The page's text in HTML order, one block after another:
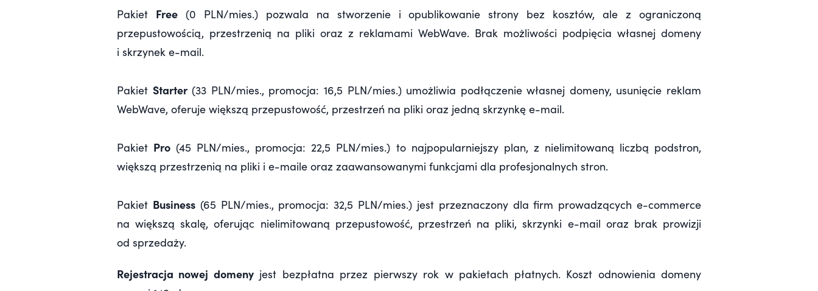
Pakiet Free(0 PLN/mies.) pozwala na stworzenie i opublikowanie strony bez kosztów, ale z ograniczoną
przepustowością, przestrzenią na pliki oraz z reklamami WebWave. Brak możliwości podpięcia własnej domeny
i skrzynek e-mail.
Pakiet Starter(33 PLN/mies., promocja: 16,5 PLN/mies.) umożliwia podłączenie własnej domeny, usunięcie reklam
WebWave, oferuje większą przepustowość, przestrzeń na pliki oraz jedną skrzynkę e-mail.
Pakiet Pro (45 PLN/mies., promocja: 22,5 PLN/mies.) to najpopularniejszy plan, z nielimitowaną liczbą podstron,
większą przestrzenią na pliki i e-maile oraz zaawansowanymi funkcjami dla profesjonalnych stron.
Pakiet Business(65 PLN/mies., promocja: 32,5 PLN/mies.) jest przeznaczony dla firm prowadzących e-commerce
na większą skalę, oferując nielimitowaną przepustowość, przestrzeń na pliki, skrzynki e-mail oraz brak prowizji
od sprzedaży.
Rejestracja nowej domenyjest bezpłatna przez pierwszy rok w pakietach płatnych. Koszt odnowienia domeny